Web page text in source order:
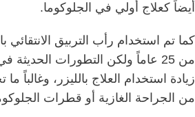
أيضاً كعلاج أولي في الجلوكوما.
كما تم استخدام رأب التربيق الانتقائي
من 25 عاماً ولكن التطورات الحديثة
زيادة استخدام العلاج بالليزر، وغالباً
من الجراحة الغازية أو قطرات